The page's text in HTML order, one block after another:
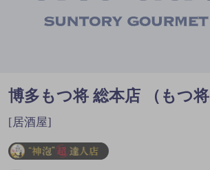
博多もつ将 総本店 （もつ将
[居酒屋]